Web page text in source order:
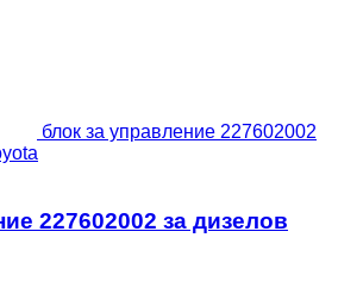
блок за управление 227602002
227602002 за дизелов